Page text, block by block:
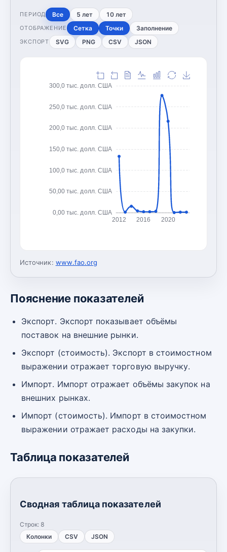
ПЕРИОД Все 5 лет 10 лет
ОТОБРАЖЕНИЕ Сетка Точки Заполнение
ЭКСПОРТ SVG PNG CSV JSON
0,00 тыс. долл. США
50,00 тыс. долл. США
100,0 тыс. долл. США
150,0 тыс. долл. США
200,0 тыс. долл. США
250,0 тыс. долл. США
300,0 тыс. долл. США
2012 2016 2020
Источник: www.fao.org
Пояснение показателей
Экспорт. Экспорт показывает объёмы
поставок на внешние рынки.
Экспорт (стоимость). Экспорт в стоимостном
выражении отражает торговую выручку.
Импорт. Импорт отражает объёмы закупок на
внешних рынках.
Импорт (стоимость). Импорт в стоимостном
выражении отражает расходы на закупки.
Таблица показателей
Сводная таблица показателей
Строк: 8
Колонки
CSV JSON